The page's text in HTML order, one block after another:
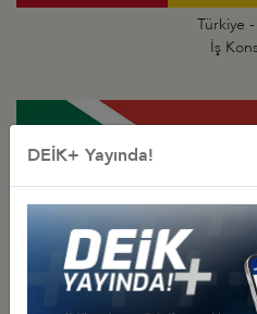
Türkiye
İş
DEİK+ Yayında!